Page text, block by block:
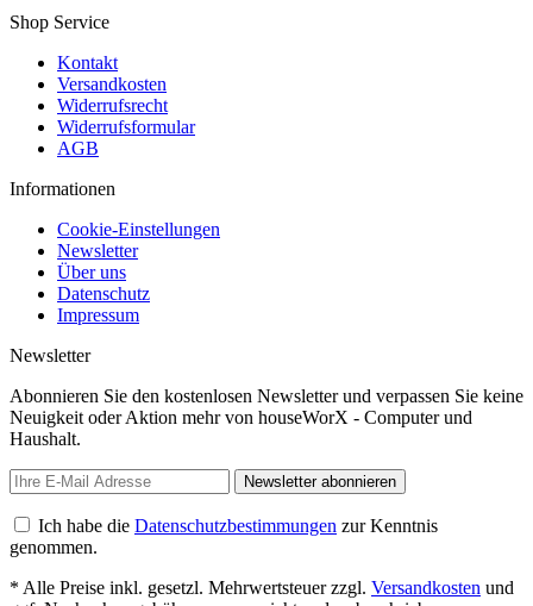
Shop Service
Kontakt
Versandkosten
Widerrufsrecht
Widerrufsformular
AGB
Informationen
Cookie-Einstellungen
Newsletter
Über uns
Datenschutz
Impressum
Newsletter
Abonnieren Sie den kostenlosen Newsletter und verpassen Sie keine
Neuigkeit oder Aktion mehr von houseWorX - Computer und
Haushalt.
Newsletter abonnieren
Ich habe die Datenschutzbestimmungen zur Kenntnis
genommen.
* Alle Preise inkl. gesetzl. Mehrwertsteuer zzgl. Versandkosten und